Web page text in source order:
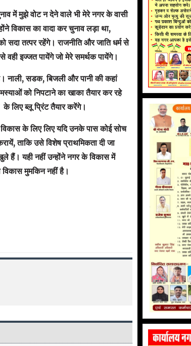
में मुझे वोट न देने वाले भी मेरे नगर के वासी
विकास का वादा कर चुनाव लड़ा था,
तत्पर रहेंगे। राजनीति और जाति धर्म से
वही इज्जत पायेंगे जो मेरे समर्थक पायेंगे।
नाली, सडक, बिजली और पानी की कहां
को निपटाने का खाका तैयार कर रहे
लिए ब्लू प्रिंट तैयार करेंगे।
के लिए लिए यदि उनके पास कोई सोच
ताकि उसे विशेष प्राथमिकता दी जा
हैं। यही नहीं उन्होंने नगर के विकास में
मुमकिन नहीं है।